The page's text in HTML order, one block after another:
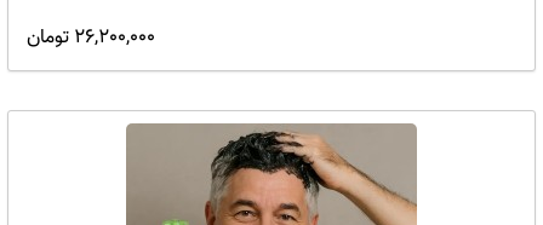
26,200,000 تومان